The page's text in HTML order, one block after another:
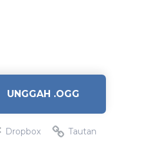
UNGGAH .OGG
Dropbox Tautan